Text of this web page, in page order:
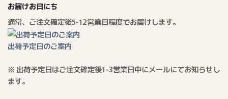
お届けお日にち
通常、ご注文確定後5-12営業日程度でお届けします。
出荷予定日のご案内
※ 出荷予定日はご注文確定後1-3営業日中にメールにてお知らせし
ます。